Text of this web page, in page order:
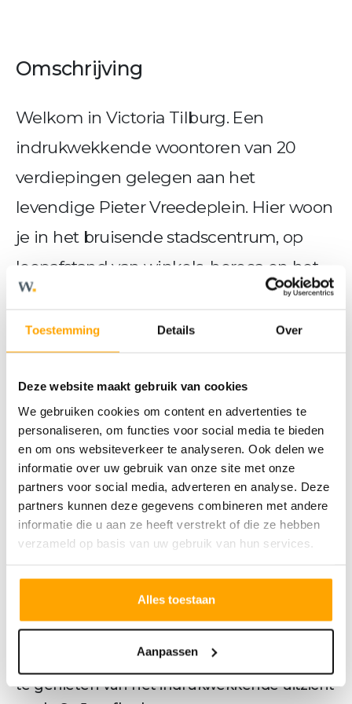
Toestemming Details Over
Deze website maakt gebruik van cookies
We gebruiken cookies om content en advertenties te
personaliseren, om functies voor social media te bieden
en om ons websiteverkeer te analyseren. Ook delen we
informatie over uw gebruik van onze site met onze
partners voor social media, adverteren en analyse. Deze
partners kunnen deze gegevens combineren met andere
informatie die u aan ze heeft verstrekt of die ze hebben
verzameld op basis van uw gebruik van hun services.
Alles toestaan
Aanpassen
Omschrijving
Welkom in Victoria Tilburg. Een
indrukwekkende woontoren van 20
verdiepingen gelegen aan het
levendige Pieter Vreedeplein. Hier woon
je in het bruisende stadscentrum, op
loopafstand van winkels, horeca en het
centraal station. De nieuwbouw
appartementen zijn comfortabel,
duurzaam én variëren in grootte van
circa 50 m² tot maar liefst 120 m².
De bouw start naar verwachting in het
vierde kwartaal van 2025.
Wonen in Victoria, leven in Tilburg. Waar
anders?
Type P – Hoekappartement met zicht op de
St. Jozefkerk
biedt Type P een rustige woonplek aan de
inpandige balkon, toegankelijk via de
woonkamer, vormt een beschutte plek om
te genieten van het indrukwekkende uitzicht